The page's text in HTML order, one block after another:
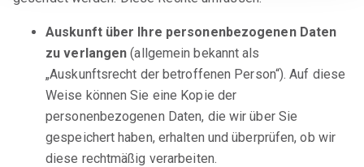
Auskunft über Ihre personenbezogenen Daten
zu verlangen (allgemein bekannt als
„Auskunftsrecht der betroffenen Person“). Auf diese
Weise können Sie eine Kopie der
personenbezogenen Daten, die wir über Sie
gespeichert haben, erhalten und überprüfen, ob wir
diese rechtmäßig verarbeiten.